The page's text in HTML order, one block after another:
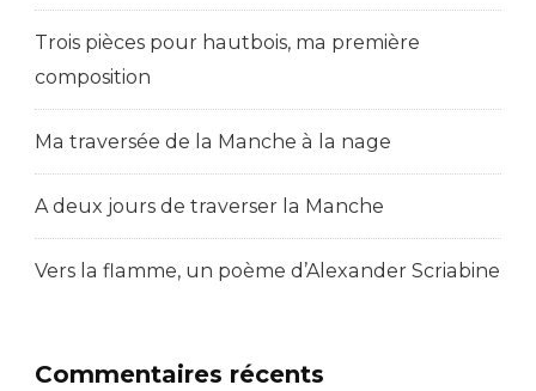
Trois pièces pour hautbois, ma première
composition
Ma traversée de la Manche à la nage
A deux jours de traverser la Manche
Vers la flamme, un poème d’Alexander Scriabine
Commentaires récents